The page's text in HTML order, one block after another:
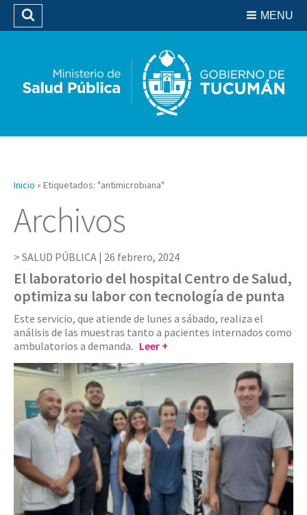
Biblioteca
MENU
Buscar
Inicio » Etiquetados: "antimicrobiana"
Archivos
SALUD PÚBLICA | 26 febrero, 2024
El laboratorio del hospital Centro de Salud,
optimiza su labor con tecnología de punta
Este servicio, que atiende de lunes a sábado, realiza el
análisis de las muestras tanto a pacientes internados como
ambulatorios a demanda. Leer +